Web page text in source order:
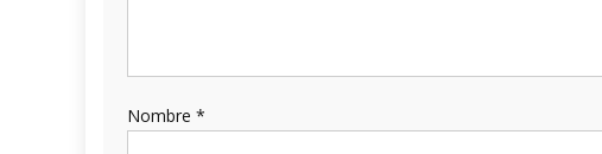
Nombre *